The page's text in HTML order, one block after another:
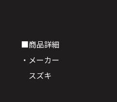
■商品詳細
・メーカー
スズキ